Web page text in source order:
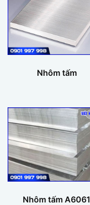
Nhôm tấm
Nhôm tấm A6061